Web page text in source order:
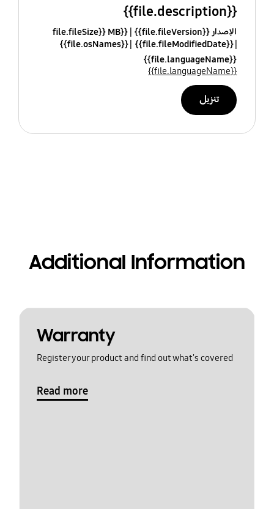
{{file.description}}
الإصدار {{file.fileVersion}}
{{file.fileSize}} MB
{{file.fileModifiedDate}}
{{file.osNames}}
{{file.languageName}}
{{file.languageName}}
تنزيل
Additional Information
Warranty
Register your product and find out what's covered
Read more